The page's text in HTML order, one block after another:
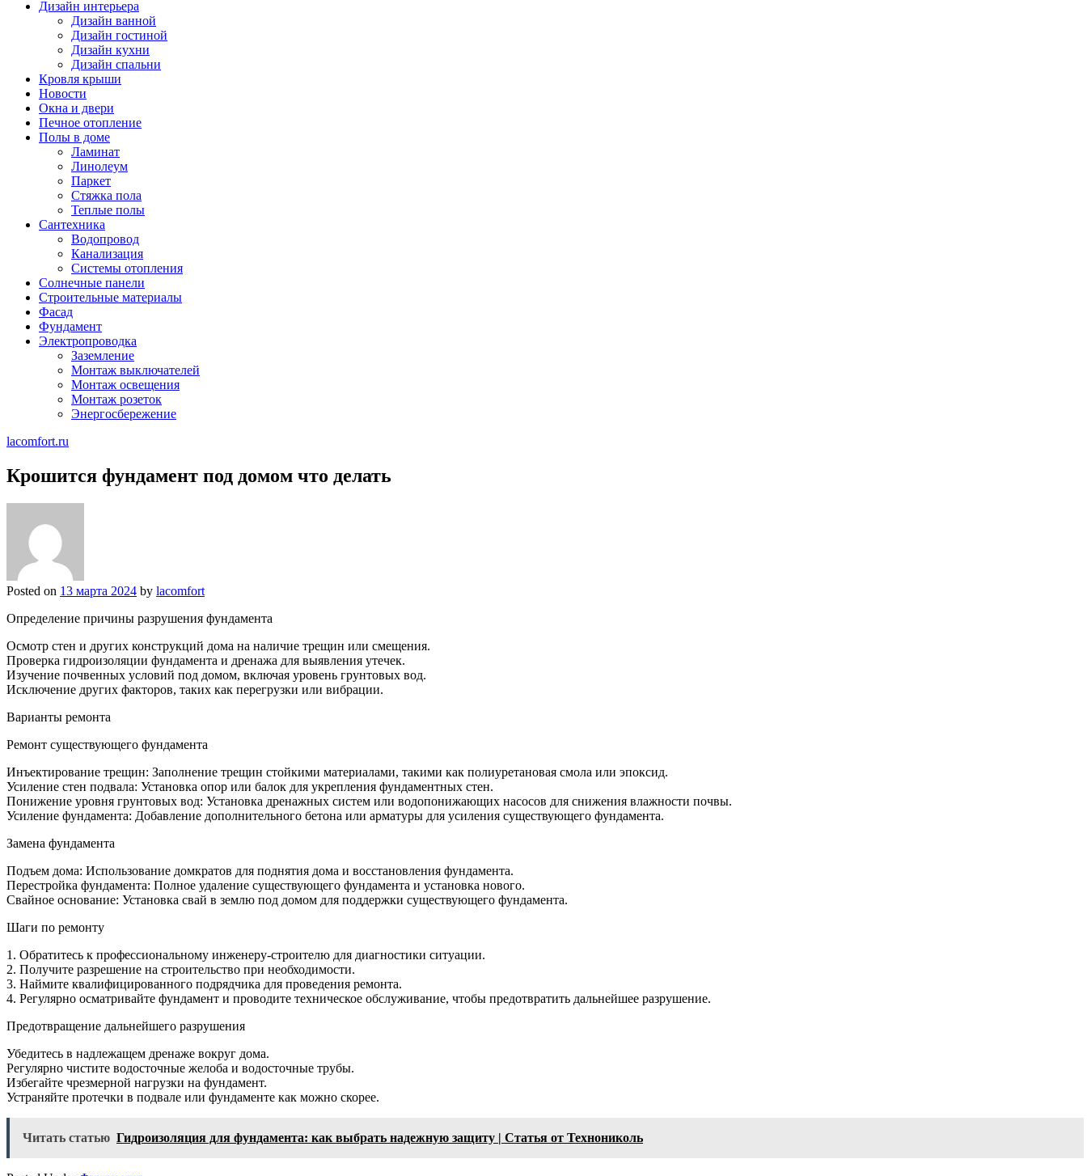
Дизайн интерьера
Дизайн ванной
Дизайн гостиной
Дизайн кухни
Дизайн спальни
Кровля крыши
Новости
Окна и двери
Печное отопление
Полы в доме
Ламинат
Линолеум
Паркет
Стяжка пола
Теплые полы
Сантехника
Водопровод
Канализация
Системы отопления
Солнечные панели
Строительные материалы
Фасад
Фундамент
Электропроводка
Заземление
Монтаж выключателей
Монтаж освещения
Монтаж розеток
Энергосбережение
lacomfort.ru
Крошится фундамент под домом что делать
Posted on 13 марта 2024 by lacomfort
Определение причины разрушения фундамента
Осмотр стен и других конструкций дома на наличие трещин или смещения.
Проверка гидроизоляции фундамента и дренажа для выявления утечек.
Изучение почвенных условий под домом, включая уровень грунтовых вод.
Исключение других факторов, таких как перегрузки или вибрации.
Варианты ремонта
Ремонт существующего фундамента
Инъектирование трещин: Заполнение трещин стойкими материалами, такими как полиуретановая смола или эпоксид.
Усиление стен подвала: Установка опор или балок для укрепления фундаментных стен.
Понижение уровня грунтовых вод: Установка дренажных систем или водопонижающих насосов для снижения влажности почвы.
Усиление фундамента: Добавление дополнительного бетона или арматуры для усиления существующего фундамента.
Замена фундамента
Подъем дома: Использование домкратов для поднятия дома и восстановления фундамента.
Перестройка фундамента: Полное удаление существующего фундамента и установка нового.
Свайное основание: Установка свай в землю под домом для поддержки существующего фундамента.
Шаги по ремонту
1. Обратитесь к профессиональному инженеру-строителю для диагностики ситуации.
2. Получите разрешение на строительство при необходимости.
3. Наймите квалифицированного подрядчика для проведения ремонта.
4. Регулярно осматривайте фундамент и проводите техническое обслуживание, чтобы предотвратить дальнейшее разрушение.
Предотвращение дальнейшего разрушения
Убедитесь в надлежащем дренаже вокруг дома.
Регулярно чистите водосточные желоба и водосточные трубы.
Избегайте чрезмерной нагрузки на фундамент.
Устраняйте протечки в подвале или фундаменте как можно скорее.
Читать статью Гидроизоляция для фундамента: как выбрать надежную защиту | Статья от Технониколь